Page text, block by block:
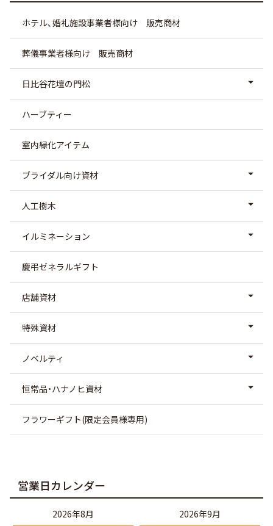
ホテル、婚礼施設事業者様向け 販売商材
葬儀事業者様向け 販売商材
日比谷花壇の門松
ハーブティー
室内緑化アイテム
ブライダル向け資材
人工樹木
イルミネーション
慶弔ゼネラルギフト
店舗資材
特殊資材
ノベルティ
恒常品・ハナノヒ資材
フラワーギフト(限定会員様専用)
営業日カレンダー
2026年8月 2026年9月